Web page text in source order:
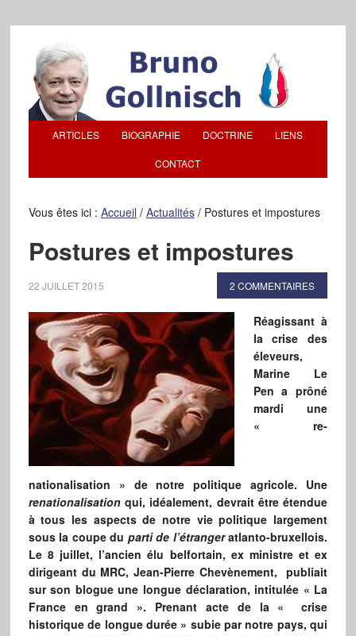
ARTICLES BIOGRAPHIE DOCTRINE LIENS
CONTACT
Vous êtes ici : Accueil / Actualités /Postures et impostures
Postures et impostures
22 JUILLET 2015 2 COMMENTAIRES
Réagissant à
la crise des
éleveurs,
Marine Le
Pen a prôné
mardi une
« re-
nationalisation » de notre politique agricole. Une
renationalisationqui, idéalement, devrait être étendue
à tous les aspects de notre vie politique largement
sous la coupe du parti de l’étrangeratlanto-bruxellois.
Le 8 juillet, l’ancien élu belfortain, ex ministre et ex
dirigeant du MRC, Jean-Pierre Chevènement, publiait
sur son blogue une longue déclaration, intitulée « La
France en grand ». Prenant acte de la « crise
historique de longue durée » subie par notre pays, qui